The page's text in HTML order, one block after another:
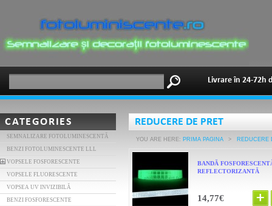
Livrare în 24-72h
CATEGORIES
SEMNALIZARE FOTOLUMINESCENTĂ
BENZI FOTOLUMINESCENTE LLL
VOPSELE FOSFORESCENTE
VOPSELE FLUORESCENTE
VOPSEA UV INVIZIBILĂ
BENZI FOSFORESCENTE
REDUCERE DE PRET
YOU ARE HERE: PRIMA PAGINA > REDUCERE
BANDĂ
REFLECTORIZANTĂ
14,77€